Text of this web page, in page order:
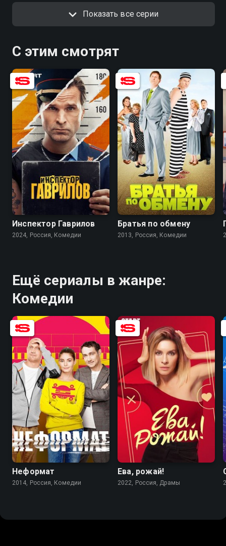
Показать все серии
С этим смотрят
8.2 7.5
Инспектор Гаврилов
2024, Россия, Комедии
7.6 6.2
Братья по обмену
2013, Россия, Комедии
Ещё сериалы в жанре:
Комедии
5.6 4.0
Неформат
2014, Россия, Комедии
7.1 6.4
Ева, рожай!
2022, Россия, Драмы